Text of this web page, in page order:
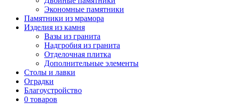
Экономные памятники
Памятники из мрамора
Изделия из камня
Вазы из гранита
Надгробия из гранита
Отделочная плитка
Дополнительные элементы
Столы и лавки
Оградки
Благоустройство
0 товаров